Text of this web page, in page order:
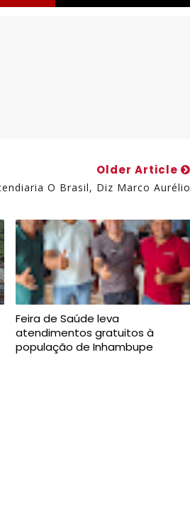
Older Article
O Brasil, Diz Marco Aurélio
Feira de Saúde leva
atendimentos gratuitos à
população de Inhambupe